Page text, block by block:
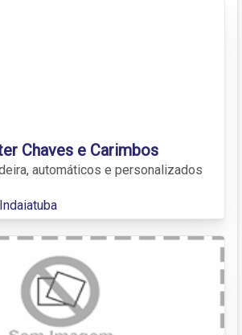
Chaves e Carimbos
automáticos e personalizados